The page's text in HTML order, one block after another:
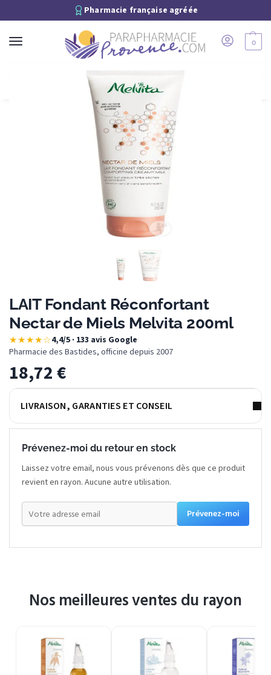
Pharmacie française agréée
0
LAIT Fondant Réconfortant
Nectar de Miels Melvita 200ml
★★★★☆4,4/5 · 133 avis Google·
Pharmacie des Bastides, officine depuis 2007
18,72€
LIVRAISON, GARANTIES ET CONSEIL
Prévenez-moi du retour en stock
Laissez votre email, nous vous prévenons dès que ce produit
revient en rayon. Aucune autre utilisation.
Prévenez-moi
Nos meilleures ventes du rayon